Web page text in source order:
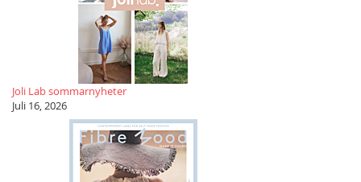
Joli Lab sommarnyheter
Juli 16, 2026